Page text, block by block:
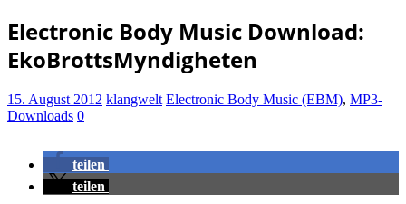
Electronic Body Music Download:
EkoBrottsMyndigheten
15. August 2012 klangwelt Electronic Body Music (EBM), MP3-
Downloads 0
teilen
teilen